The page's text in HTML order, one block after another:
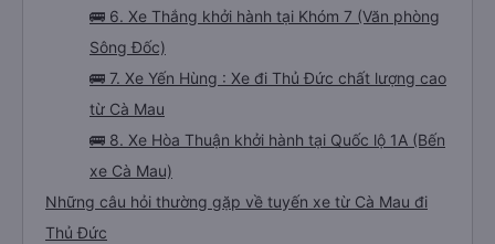
🚌 6. Xe Thắng khởi hành tại Khóm 7 (Văn phòng
Sông Đốc)
🚌 7. Xe Yến Hùng : Xe đi Thủ Đức chất lượng cao
từ Cà Mau
🚌 8. Xe Hòa Thuận khởi hành tại Quốc lộ 1A (Bến
xe Cà Mau)
Những câu hỏi thường gặp về tuyến xe từ Cà Mau đi
Thủ Đức